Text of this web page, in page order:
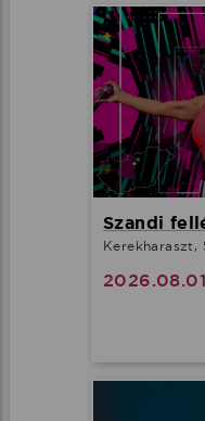
Szandi
Kerekharaszt,